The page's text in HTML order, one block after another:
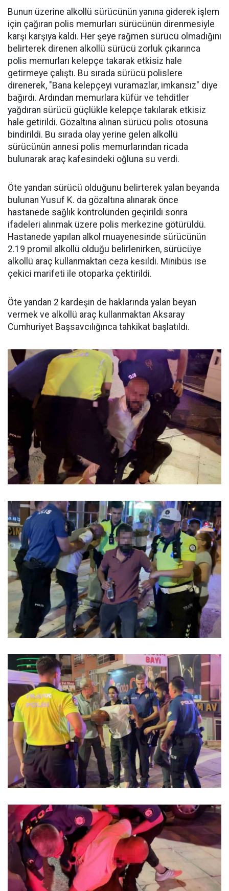
Bunun üzerine alkollü sürücünün yanına giderek işlem
için çağıran polis memurları sürücünün direnmesiyle
karşı karşıya kaldı. Her şeye rağmen sürücü olmadığını
belirterek direnen alkollü sürücü zorluk çıkarınca
polis memurları kelepçe takarak etkisiz hale
getirmeye çalıştı. Bu sırada sürücü polislere
direnerek, "Bana kelepçeyi vuramazlar, imkansız" diye
bağırdı. Ardından memurlara küfür ve tehditler
yağdıran sürücü güçlükle kelepçe takılarak etkisiz
hale getirildi. Gözaltına alınan sürücü polis otosuna
bindirildi. Bu sırada olay yerine gelen alkollü
sürücünün annesi polis memurlarından ricada
bulunarak araç kafesindeki oğluna su verdi.
Öte yandan sürücü olduğunu belirterek yalan beyanda
bulunan Yusuf K. da gözaltına alınarak önce
hastanede sağlık kontrolünden geçirildi sonra
ifadeleri alınmak üzere polis merkezine götürüldü.
Hastanede yapılan alkol muayenesinde sürücünün
2.19 promil alkollü olduğu belirlenirken, sürücüye
alkollü araç kullanmaktan ceza kesildi. Minibüs ise
çekici marifeti ile otoparka çektirildi.
Öte yandan 2 kardeşin de haklarında yalan beyan
vermek ve alkollü araç kullanmaktan Aksaray
Cumhuriyet Başsavcılığınca tahkikat başlatıldı.